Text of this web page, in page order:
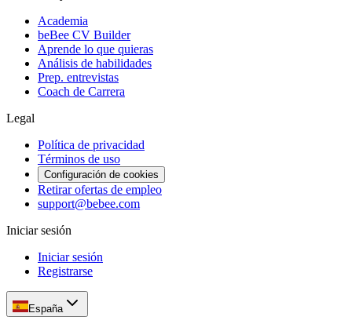
Academia
beBee CV Builder
Aprende lo que quieras
Análisis de habilidades
Prep. entrevistas
Coach de Carrera
Legal
Política de privacidad
Términos de uso
Configuración de cookies
Retirar ofertas de empleo
support@bebee.com
Iniciar sesión
Iniciar sesión
Registrarse
España